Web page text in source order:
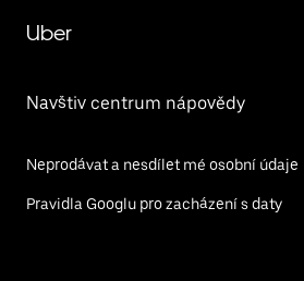
Uber
Navštiv centrum nápovědy
Neprodávat a nesdílet mé osobní údaje
Pravidla Googlu pro zacházení s daty